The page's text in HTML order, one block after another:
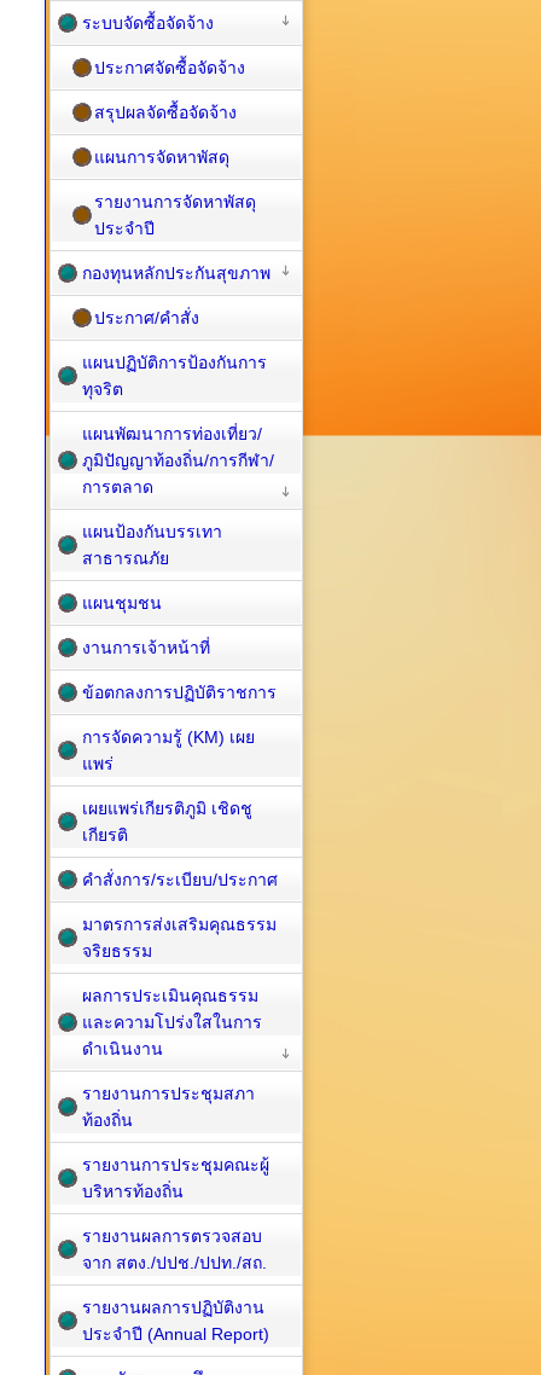
ระบบจัดซื้อจัดจ้าง
ประกาศจัดซื้อจัดจ้าง
สรุปผลจัดซื้อจัดจ้าง
แผนการจัดหาพัสดุ
รายงานการจัดหาพัสดุ
ประจำปี
กองทุนหลักประกันสุขภาพ
ประกาศ/คำสั่ง
แผนปฏิบัติการป้องกันการ
ทุจริต
แผนพัฒนาการท่องเที่ยว/
ภูมิปัญญาท้องถิ่น/การกีฬา/
การตลาด
แผนป้องกันบรรเทา
สาธารณภัย
แผนชุมชน
งานการเจ้าหน้าที่
ข้อตกลงการปฏิบัติราชการ
การจัดความรู้ (KM) เผย
แพร่
เผยแพร่เกียรติภูมิ เชิดชู
เกียรติ
คำสั่งการ/ระเบียบ/ประกาศ
มาตรการส่งเสริมคุณธรรม
จริยธรรม
ผลการประเมินคุณธรรม
และความโปร่งใสในการ
ดำเนินงาน
รายงานการประชุมสภา
ท้องถิ่น
รายงานการประชุมคณะผู้
บริหารท้องถิ่น
รายงานผลการตรวจสอบ
จาก สตง./ปปช./ปปท./สถ.
รายงานผลการปฏิบัติงาน
ประจำปี (Annual Report)